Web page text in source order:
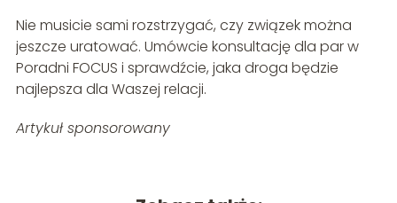
Nie musicie sami rozstrzygać, czy związek można
jeszcze uratować. Umówcie konsultację dla par w
Poradni FOCUS i sprawdźcie, jaka droga będzie
najlepsza dla Waszej relacji.
Artykuł sponsorowany